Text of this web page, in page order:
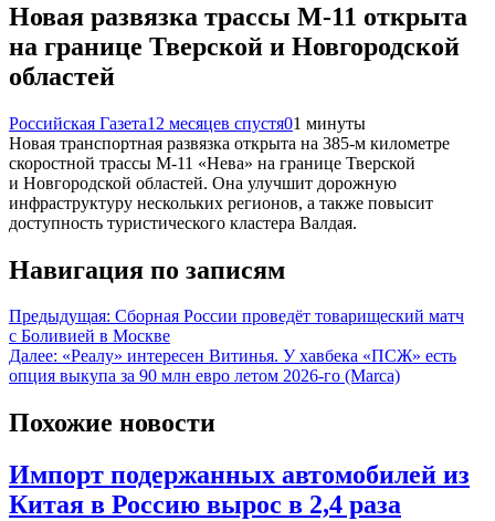
Новая развязка трассы М-11 открыта
на границе Тверской и Новгородской
областей
Российская Газета12 месяцев спустя01 минуты
Новая транспортная развязка открыта на 385-м километре
скоростной трассы М-11 «Нева» на границе Тверской
и Новгородской областей. Она улучшит дорожную
инфраструктуру нескольких регионов, а также повысит
доступность туристического кластера Валдая.
Навигация по записям
Предыдущая: Сборная России проведёт товарищеский матч
с Боливией в Москве
Далее: «Реалу» интересен Витинья. У хавбека «ПСЖ» есть
опция выкупа за 90 млн евро летом 2026-го (Marca)
Похожие новости
Импорт подержанных автомобилей из
Китая в Россию вырос в 2,4 раза